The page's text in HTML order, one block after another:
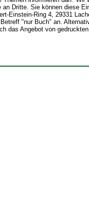
Dritte. Sie können diese
Einstein-Ring 4, 29331
"nur Buch" an.
das Angebot von